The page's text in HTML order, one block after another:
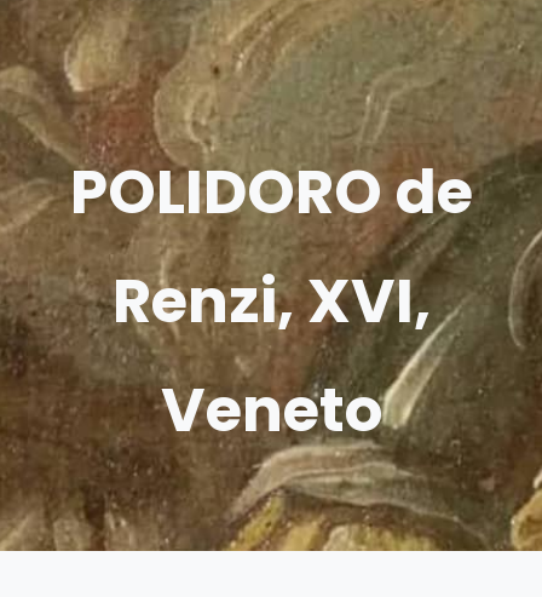
POLIDORO de
Renzi, XVI,
Veneto